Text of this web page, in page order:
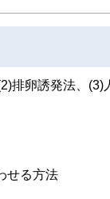
排卵誘発法、
せる方法